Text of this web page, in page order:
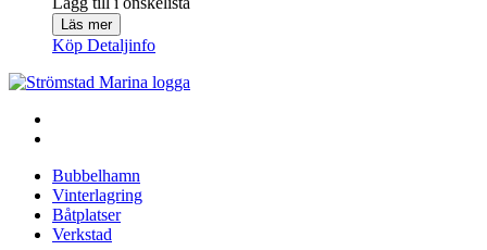
Läs mer
Köp Detaljinfo
Bubbelhamn
Vinterlagring
Båtplatser
Verkstad